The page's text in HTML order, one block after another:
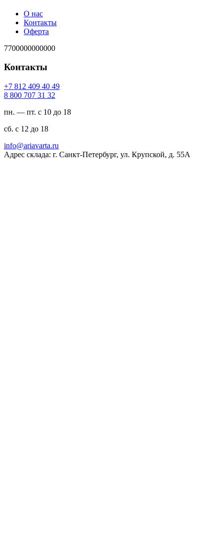
О нас
Контакты
Оферта
7700000000000
Контакты
94 04 904 218 7+
23 13 707 008 8
пн. — пт. с 10 до 18
сб. с 12 до 18
ur.atravaira@ofni
Адрес склада: г. Санкт-Петербург, ул. Крупской, д. 55А